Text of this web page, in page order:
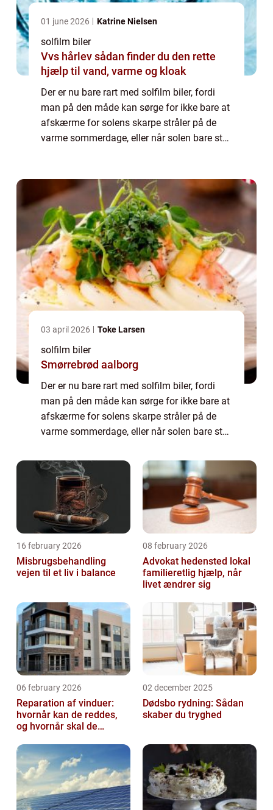
01 june 2026 Katrine Nielsen
solfilm biler
Vvs hårlev sådan finder du den rette
hjælp til vand, varme og kloak
Der er nu bare rart med solfilm biler, fordi
man på den måde kan sørge for ikke bare at
afskærme for solens skarpe stråler på de
varme sommerdage, eller når solen bare står
03 april 2026 Toke Larsen
solfilm biler
Smørrebrød aalborg
Der er nu bare rart med solfilm biler, fordi
man på den måde kan sørge for ikke bare at
afskærme for solens skarpe stråler på de
varme sommerdage, eller når solen bare står
16 february 2026
Misbrugsbehandling
vejen til et liv i balance
08 february 2026
Advokat hedensted lokal
familieretlig hjælp, når
livet ændrer sig
06 february 2026
Reparation af vinduer:
hvornår kan de reddes,
og hvornår skal de
02 december 2025
Dødsbo rydning: Sådan
skaber du tryghed